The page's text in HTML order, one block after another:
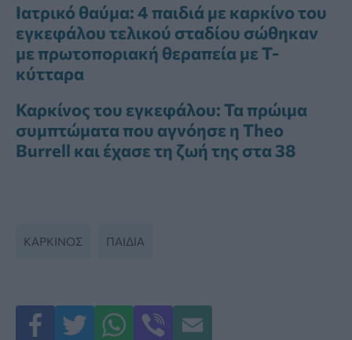
Ιατρικό θαύμα: 4 παιδιά με καρκίνο του
εγκεφάλου τελικού σταδίου σώθηκαν
με πρωτοποριακή θεραπεία με Τ-
κύτταρα
Καρκίνος του εγκεφάλου: Τα πρώιμα
συμπτώματα που αγνόησε η Theo
Burrell και έχασε τη ζωή της στα 38
ΚΑΡΚΊΝΟΣ ΠΑΙΔΙΆ